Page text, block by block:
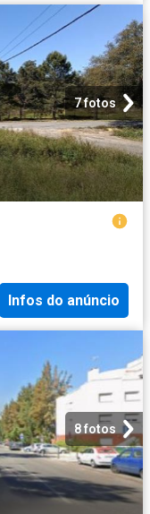
7 fotos
Infos do anúncio
8 fotos